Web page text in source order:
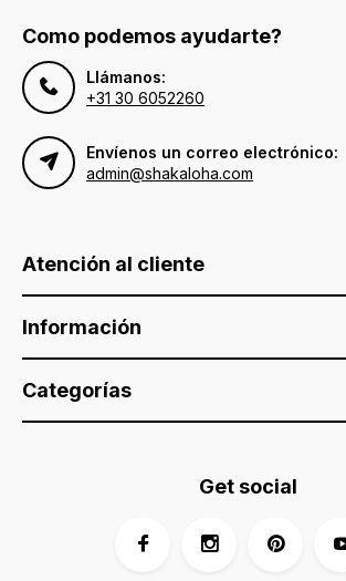
Como podemos ayudarte?
Llámanos:
+31 30 6052260
Envíenos un correo electrónico:
admin@shakaloha.com
Atención al cliente
Información
Categorías
Get social